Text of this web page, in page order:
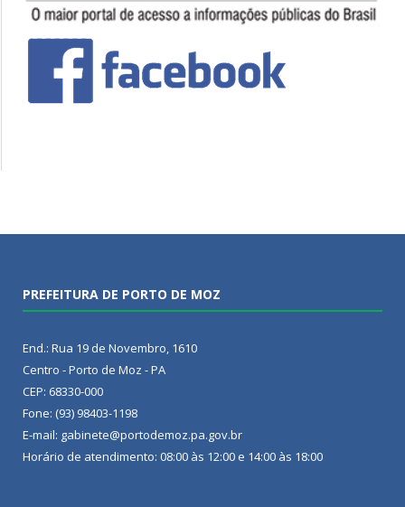
PREFEITURA DE PORTO DE MOZ
End.: Rua 19 de Novembro, 1610
Centro - Porto de Moz - PA
CEP: 68330-000
Fone: (93) 98403-1198
E-mail: gabinete@portodemoz.pa.gov.br
Horário de atendimento: 08:00 às 12:00 e 14:00 às 18:00